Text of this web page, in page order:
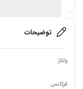
توضیحات
ولتاژ
فرکانس